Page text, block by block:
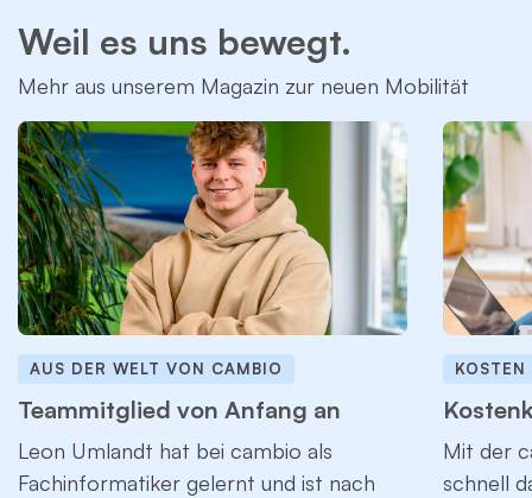
Weil es uns bewegt.
Mehr aus unserem Magazin zur neuen Mobilität
AUS DER WELT VON CAMBIO
Teammitglied von Anfang an
Leon Umlandt hat bei cambio als
Fachinformatiker gelernt und ist nach
KOSTEN
Mit der
schnell